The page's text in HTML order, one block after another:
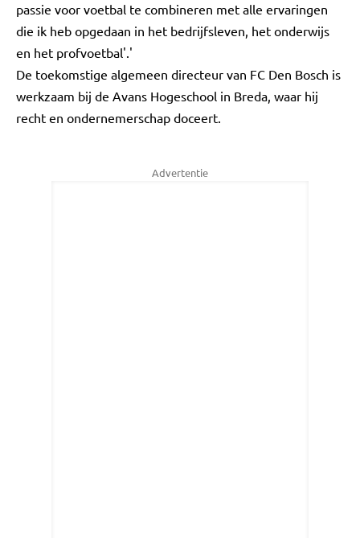
passie voor voetbal te combineren met alle ervaringen
die ik heb opgedaan in het bedrijfsleven, het onderwijs
en het profvoetbal'.'
De toekomstige algemeen directeur van FC Den Bosch is
werkzaam bij de Avans Hogeschool in Breda, waar hij
recht en ondernemerschap doceert.
Advertentie